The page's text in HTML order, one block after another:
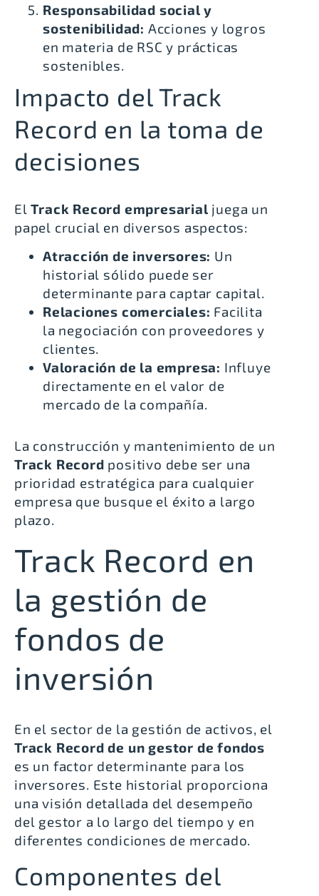
Responsabilidad social y
sostenibilidad: Acciones y logros
en materia de RSC y prácticas
sostenibles.
Impacto del Track
Record en la toma de
decisiones
ElTrack Record empresarial juega un
papel crucial en diversos aspectos:
Atracción de inversores: Un
historial sólido puede ser
determinante para captar capital.
Relaciones comerciales: Facilita
la negociación con proveedores y
clientes.
Valoración de la empresa: Influye
directamente en el valor de
mercado de la compañía.
La construcción y mantenimiento de un
Track Record positivo debe ser una
prioridad estratégica para cualquier
empresa que busque el éxito a largo
plazo.
Track Record en
la gestión de
fondos de
inversión
En el sector de la gestión de activos, el
Track Record de un gestor de fondos
es un factor determinante para los
inversores. Este historial proporciona
una visión detallada del desempeño
del gestor a lo largo del tiempo y en
diferentes condiciones de mercado.
Componentes del